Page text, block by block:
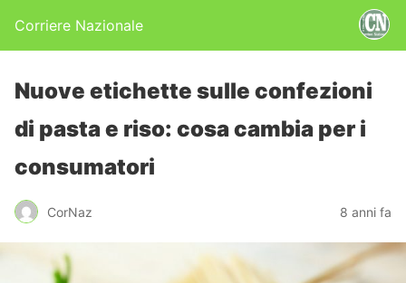
Corriere Nazionale
Nuove etichette sulle confezioni
di pasta e riso: cosa cambia per i
consumatori
CorNaz 8 anni fa